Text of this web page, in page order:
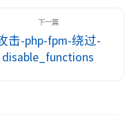
击-php-fpm-绕过-
disable_functions